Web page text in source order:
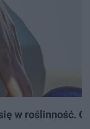
w roślinność.